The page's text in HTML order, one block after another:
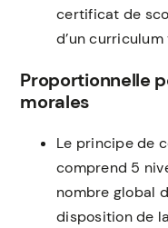
certificat de
d’un
Proportionnelle
morales
Le principe de
comprend 5
nombre global
disposition de